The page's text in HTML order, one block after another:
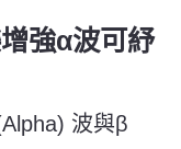
強α波可紓
波與β